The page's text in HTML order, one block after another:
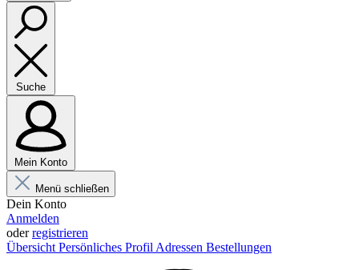
Suche
Mein Konto
Menü schließen
Dein Konto
Anmelden
oderregistrieren
Übersicht Persönliches Profil Adressen Bestellungen